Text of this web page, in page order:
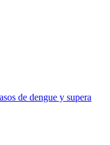
de dengue y supera